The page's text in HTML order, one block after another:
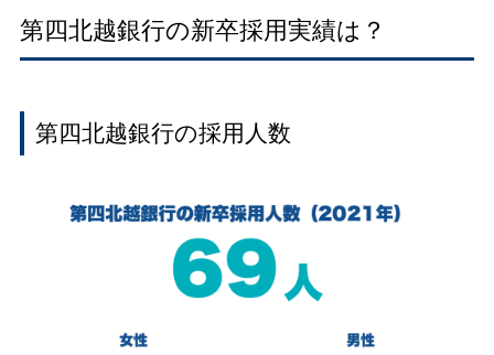
第四北越銀行の新卒採用実績は？
第四北越銀行の採用人数